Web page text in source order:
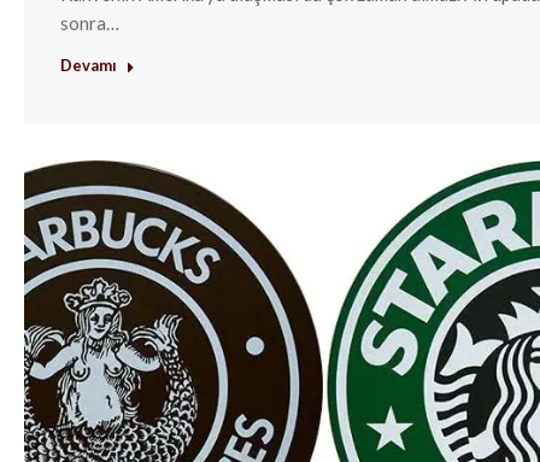
sonra…
Devamı